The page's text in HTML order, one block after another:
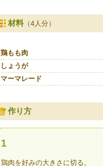
材料（4人分）
鶏もも肉
しょうが
マーマレード
作り方
1
鶏肉を好みの大きさに切る。